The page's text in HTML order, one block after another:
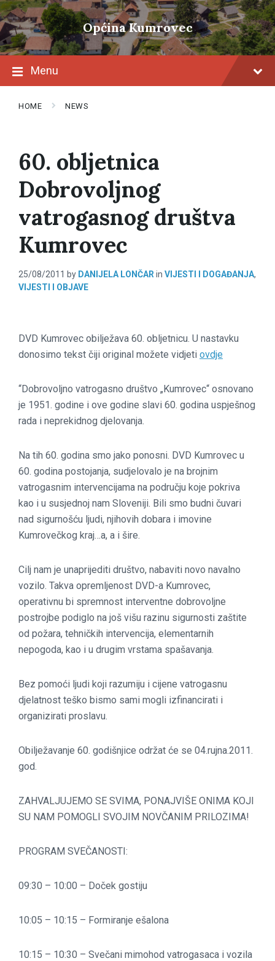
Skip
to
content
Skip
to
main
navigation
Skip
to
footer
Općina Kumrovec
Menu
HOME NEWS
60. obljetnica
Dobrovoljnog
vatrogasnog društva
Kumrovec
25/08/2011 by DANIJELA LONČAR in VIJESTI I DOGAĐANJA,
VIJESTI I OBJAVE
DVD Kumrovec obilježava 60. obljetnicu. U nastavku
donosimo tekst čiji original možete vidjeti ovdje
“Dobrovoljno vatrogasno društvo „Kumrovec“ osnovano
je 1951. godine i ove godine slavi 60. godina uspješnog
rada i neprekidnog djelovanja.
Na tih 60. godina smo jako ponosni. DVD Kumrovec u
60. godina postojanja, sudjelovalo je na brojnim
vatrogasnim intervencijama na području koje pokriva
kao i u susjednoj nam Sloveniji. Bili smo budni čuvari
nad sigurnošću ljudi, njihovih dobara i imovine
Kumrovečkog kraj…a, a i šire.
Cilj nam je unaprijediti društvo, nabaviti novo navalno
vozilo. Takva opremljenost DVD-a Kumrovec,
operativnu bi spremnost interventne dobrovoljne
postrojbe podiglo na još višu razinu sigurnosti zaštite
od požara, tehničkih intervencija, elementarnih
nepogoda, kao i u drugim vrstama spašavanja.
Bez pomoći ljudi koji razumiju i cijene vatrogasnu
djelatnost teško bismo sami mogli izfinancirati i
organizirati proslavu.
Obilježavanje 60. godišnjice održat će se 04.rujna.2011.
god.
ZAHVALJUJEMO SE SVIMA, PONAJVIŠE ONIMA KOJI
SU NAM POMOGLI SVOJIM NOVČANIM PRILOZIMA!
PROGRAM SVEČANOSTI:
09:30 – 10:00 – Doček gostiju
10:05 – 10:15 – Formiranje ešalona
10:15 – 10:30 – Svečani mimohod vatrogasaca i vozila